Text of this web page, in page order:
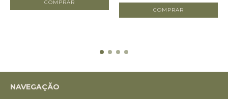
COMPRAR
COMPRAR
NAVEGAÇÃO